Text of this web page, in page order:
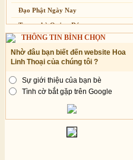
Đạo Phật Ngày Nay
Trang nhà Quảng Đức
Báo Giác Ngộ
Vesak 2014
THÔNG TIN BÌNH CHỌN
Nhờ đâu bạn biết đến website Hoa
Linh Thoại của chúng tôi ?
Sự giới thiệu của bạn bè
Tình cờ bắt gặp trên Google